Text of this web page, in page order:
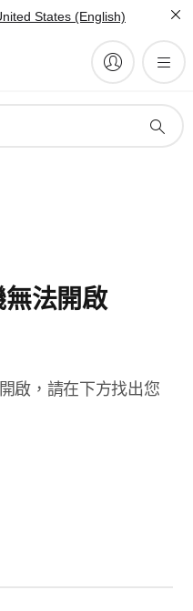
States (English)
法開啟
啟，請在下方找出您